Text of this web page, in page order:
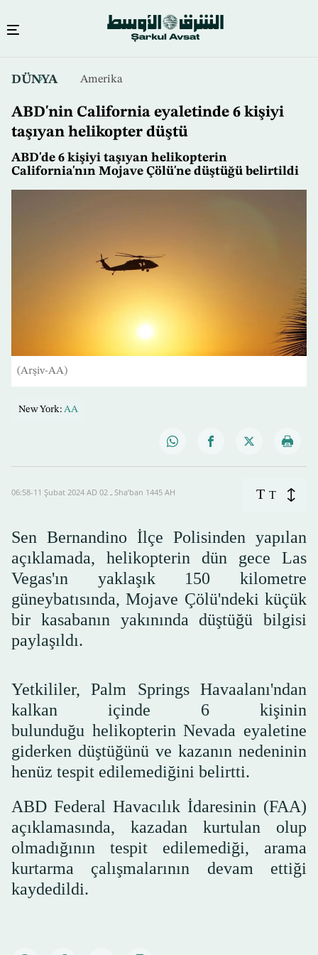
içeriğe
atla
DÜNYA Amerika
ABD'nin California eyaletinde 6 kişiyi
taşıyan helikopter düştü
ABD'de 6 kişiyi taşıyan helikopterin
California'nın Mojave Çölü'ne düştüğü belirtildi
(Arşiv-AA)
New York: AA
06:58-11 Şubat 2024 AD ـ 02 Sha’ban 1445 AH T T
Sen Bernandino İlçe Polisinden yapılan
açıklamada, helikopterin dün gece Las
Vegas'ın yaklaşık 150 kilometre
güneybatısında, Mojave Çölü'ndeki küçük
bir kasabanın yakınında düştüğü bilgisi
paylaşıldı.
Yetkililer, Palm Springs Havaalanı'ndan
kalkan içinde 6 kişinin
bulunduğu helikopterin Nevada eyaletine
giderken düştüğünü ve kazanın nedeninin
henüz tespit edilemediğini belirtti.
ABD Federal Havacılık İdaresinin (FAA)
açıklamasında, kazadan kurtulan olup
olmadığının tespit edilemediği, arama
kurtarma çalışmalarının devam ettiği
kaydedildi.